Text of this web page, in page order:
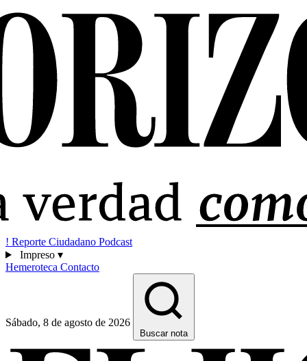
! Reporte Ciudadano Podcast
Impreso ▾
Hemeroteca Contacto
Sábado, 8 de agosto de 2026
Buscar nota